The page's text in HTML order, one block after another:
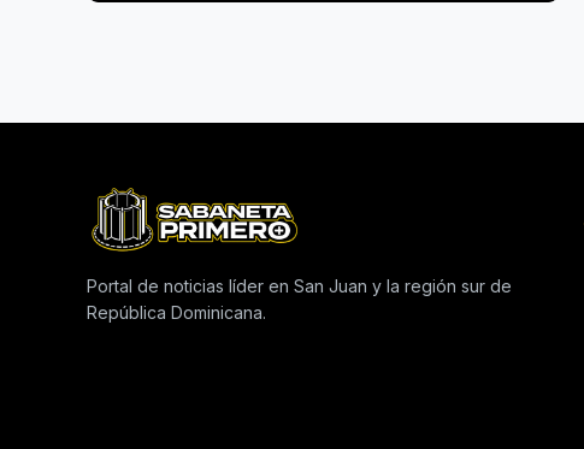
Portal de noticias líder en San Juan y la región sur de
República Dominicana.